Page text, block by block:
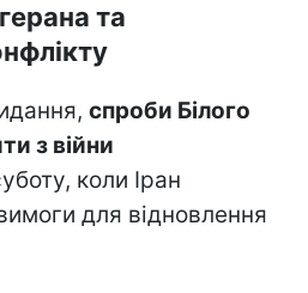
та
спроби Білого
з війни
коли Іран
для відновлення